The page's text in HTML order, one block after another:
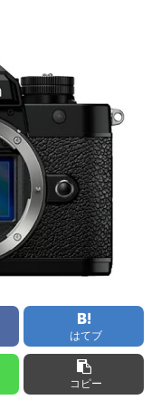
はてブ
コピー